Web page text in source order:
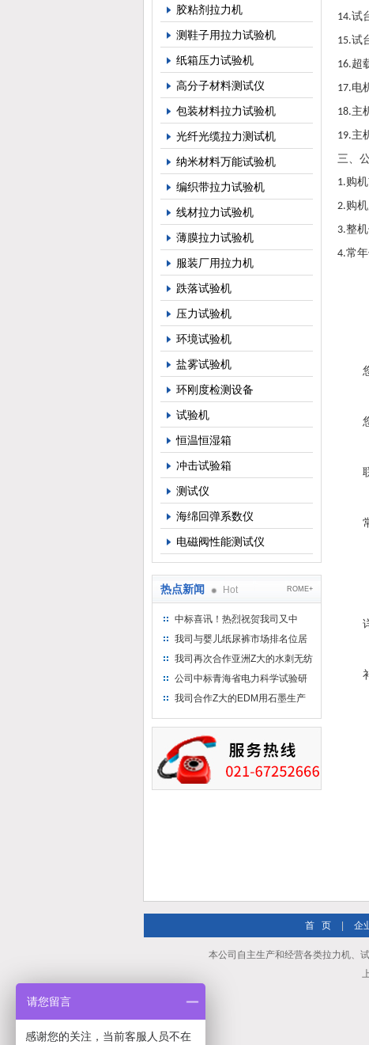
胶粘剂拉力机
测鞋子用拉力试验机
纸箱压力试验机
高分子材料测试仪
包装材料拉力试验机
光纤光缆拉力测试机
纳米材料万能试验机
编织带拉力试验机
线材拉力试验机
薄膜拉力试验机
服装厂用拉力机
跌落试验机
压力试验机
环境试验机
盐雾试验机
环刚度检测设备
试验机
恒温恒湿箱
冲击试验箱
测试仪
海绵回弹系数仪
电磁阀性能测试仪
热点新闻 Hot ROME+
中标喜讯！热烈祝贺我司又中
标！
我司与婴儿纸尿裤市场排名位居
名的全日美实业合作成功！
我司再次合作亚洲Z大的水刺无纺
布供应商-南六企业！
公司中标青海省电力科学试验研
究院！
我司合作Z大的EDM用石墨生产
14.试
15.试
16.超
17.电
18.主
19.主
三、
1.购
2.购
3.整
4.常
首 页 企
本公司自主生产和经营各类拉力机、
请您留言
感谢您的关注，当前客服人员不在